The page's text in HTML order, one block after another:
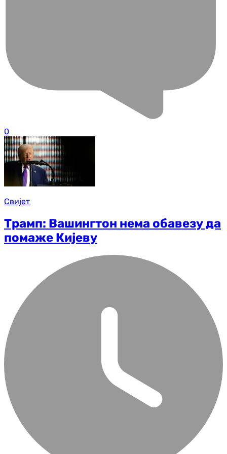
0
Свијет
Трамп: Вашингтон нема обавезу да
помаже Кијеву